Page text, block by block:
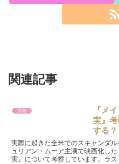
関連記事
洋画
『メ
実』
する？
実際に起きた全米でのスキャンダ
ュリアン・ムーア主演で映画化し
実』について考察しています。ラ